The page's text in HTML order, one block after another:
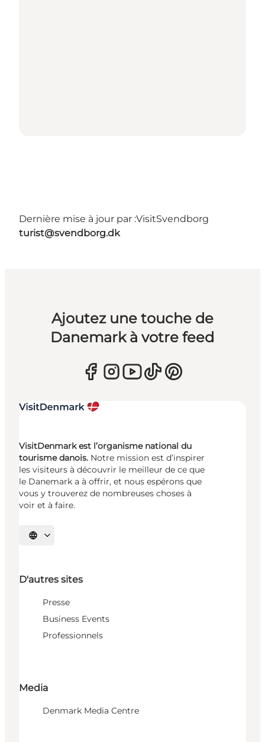
Dernière mise à jour par :VisitSvendborg
turist@svendborg.dk
Ajoutez une touche de
Danemark à votre feed
VisitDenmark est l’organisme national du
tourisme danois. Notre mission est d’inspirer
les visiteurs à découvrir le meilleur de ce que
le Danemark a à offrir, et nous espérons que
vous y trouverez de nombreuses choses à
voir et à faire.
Choisissez la langue
D'autres sites
Presse
Business Events
Professionnels
Media
Denmark Media Centre